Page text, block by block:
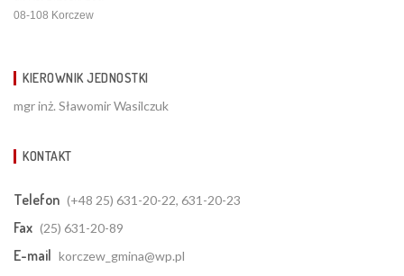
08-108 Korczew
KIEROWNIK JEDNOSTKI
mgr inż. Sławomir Wasilczuk
KONTAKT
Telefon (+48 25) 631-20-22, 631-20-23
Fax (25) 631-20-89
E-mail korczew_gmina@wp.pl